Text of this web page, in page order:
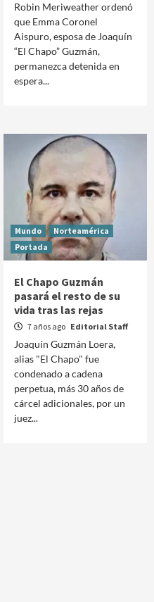
Robin Meriweather ordenó
que Emma Coronel
Aispuro, esposa de Joaquín
“El Chapo” Guzmán,
permanezca detenida en
espera...
Mundo
Norteamérica
Portada
El Chapo Guzmán
pasará el resto de su
vida tras las rejas
7 años ago Editorial Staff
Joaquín Guzmán Loera,
alias "El Chapo" fue
condenado a cadena
perpetua, más 30 años de
cárcel adicionales, por un
juez...